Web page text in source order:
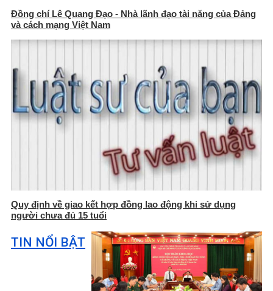
Đồng chí Lê Quang Đạo - Nhà lãnh đạo tài năng của Đảng
và cách mạng Việt Nam
Quy định về giao kết hợp đồng lao động khi sử dụng
người chưa đủ 15 tuổi
TIN NỔI BẬT